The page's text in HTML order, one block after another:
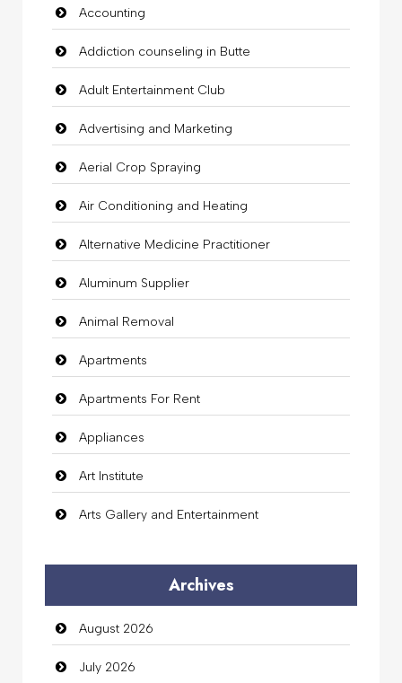
Accounting
Addiction counseling in Butte
Adult Entertainment Club
Advertising and Marketing
Aerial Crop Spraying
Air Conditioning and Heating
Alternative Medicine Practitioner
Aluminum Supplier
Animal Removal
Apartments
Apartments For Rent
Appliances
Art Institute
Arts Gallery and Entertainment
Auto Dealership
auto rental
Auto Repair
Archives
August 2026
July 2026